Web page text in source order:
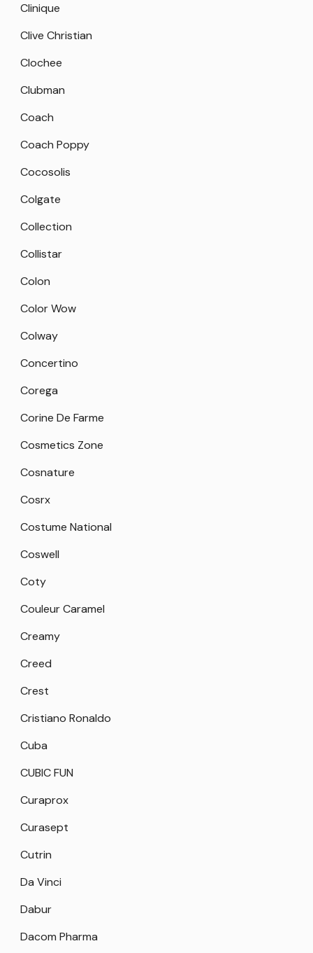
Clinique
Clive Christian
Clochee
Clubman
Coach
Coach Poppy
Cocosolis
Colgate
Collection
Collistar
Colon
Color Wow
Colway
Concertino
Corega
Corine De Farme
Cosmetics Zone
Cosnature
Cosrx
Costume National
Coswell
Coty
Couleur Caramel
Creamy
Creed
Crest
Cristiano Ronaldo
Cuba
CUBIC FUN
Curaprox
Curasept
Cutrin
Da Vinci
Dabur
Dacom Pharma